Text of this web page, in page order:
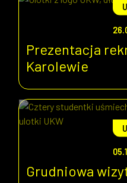
Prezentacja
Karolewie
Grudniowa